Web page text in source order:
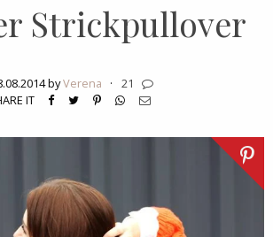
Strickpullover
byVerena ·
21
IT